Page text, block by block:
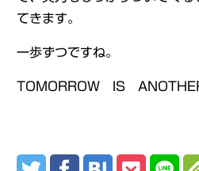
てきます。
一歩ずつですね。
TOMORROW IS